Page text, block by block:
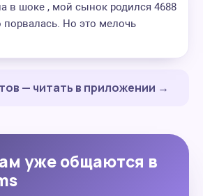
в шоке , мой сынок родился 4688
порвалась. Но это мелочь
— читать в приложении →
уже общаются в